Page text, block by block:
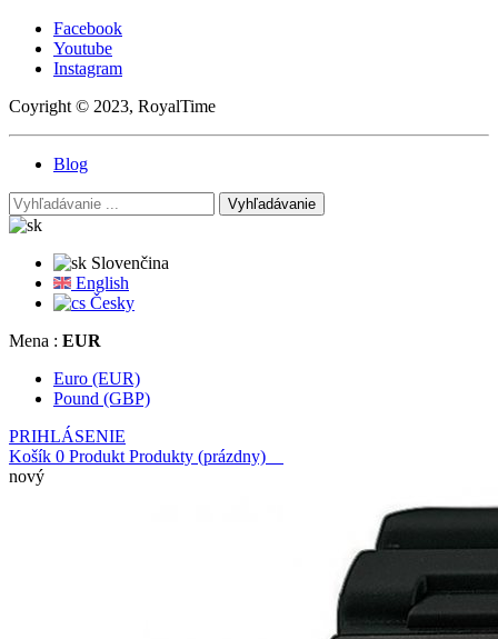
Facebook
Youtube
Instagram
Coyright © 2023, RoyalTime
Blog
Vyhľadávanie
Slovenčina
English
Česky
Mena : EUR
Euro (EUR)
Pound (GBP)
PRIHLÁSENIE
Košík 0 Produkt Produkty (prázdny)
nový